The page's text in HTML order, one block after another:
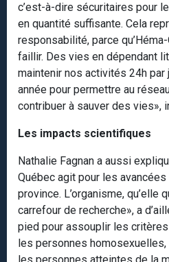
c’est-à-dire sécuritaires pour
en quantité suffisante. Cela
responsabilité, parce
faillir. Des vies en dépendant
maintenir nos activités 24h par
année pour permettre au
contribuer à sauver des vies»,
Les impacts scientifiques
Nathalie Fagnan a aussi
Québec agit pour les
province. L’organisme, qu’elle
carrefour de recherche», a
pied pour assouplir les
les personnes